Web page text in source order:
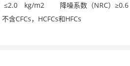
≤2.0 kg/m2 降噪系数（NRC
，HCFCs和HFCs